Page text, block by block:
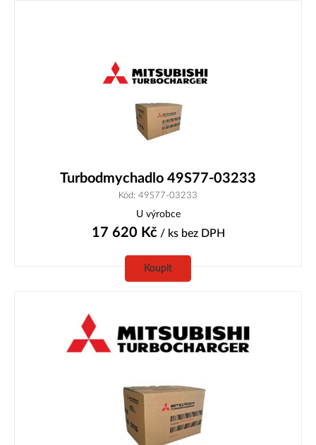
Turbodmychadlo 49S77-03233
Kód: 49S77-03233
U výrobce
17 620 Kč/ ks bez DPH
Koupit